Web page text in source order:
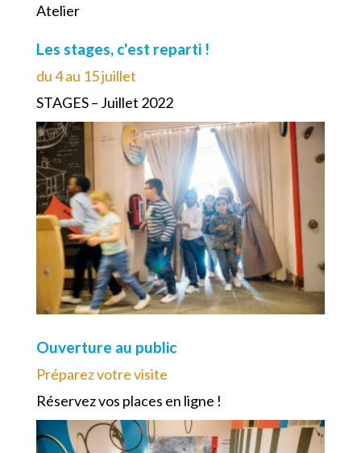
Atelier
Les stages, c'est reparti !
du 4 au 15 juillet
STAGES – Juillet 2022
Ouverture au public
Préparez votre visite
Réservez vos places en ligne !